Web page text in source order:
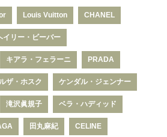
Louis Vuitton CHANEL
イリー・ビーバー
キアラ・フェラーニ PRADA
ザ・ホスク ケンダル・ジェンナー
滝沢眞規子 ベラ・ハディッド
田丸麻紀 CELINE